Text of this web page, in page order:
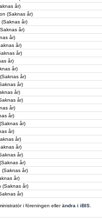
år)
(Saknas år)
(Saknas år)
år)
år)
år)
år)
år)
år)
år)
år)
år)
år)
år)
år)
år)
år)
år)
år)
år)
år)
(Saknas år)
år)
(Saknas år)
år)
i föreningen ellerändra i iBIS